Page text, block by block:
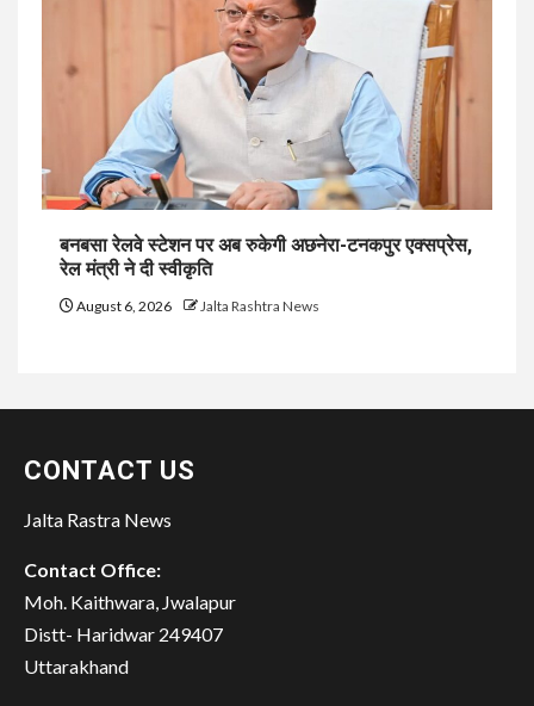
बनबसा रेलवे स्टेशन पर अब रुकेगी अछनेरा-टनकपुर एक्सप्रेस,
रेल मंत्री ने दी स्वीकृति
August 6, 2026 Jalta Rashtra News
CONTACT US
Jalta Rastra News
Contact Office:
Moh. Kaithwara, Jwalapur
Distt- Haridwar 249407
Uttarakhand